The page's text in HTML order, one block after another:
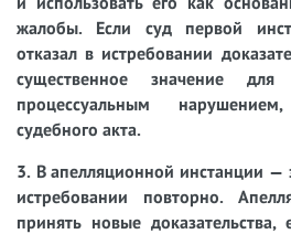
жалобы. Если суд первой
отказал в истребовании
существенное значение
процессуальным
судебного акта.
3. В апелляционной инстанции —
истребовании повторно.
принять новые доказательства,